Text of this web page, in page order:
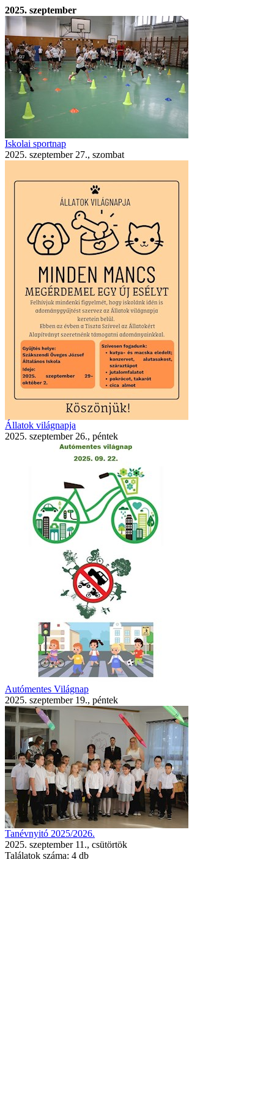
2025. szeptember
Iskolai sportnap
2025. szeptember 27., szombat
Állatok világnapja
2025. szeptember 26., péntek
Autómentes Világnap
2025. szeptember 19., péntek
Tanévnyitó 2025/2026.
2025. szeptember 11., csütörtök
Találatok száma: 4 db